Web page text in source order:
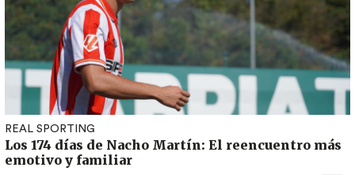
REAL SPORTING
Los 174 días de Nacho Martín: El reencuentro más
emotivo y familiar